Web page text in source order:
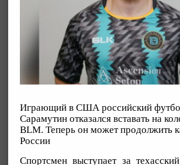
Играющий в США российский
Сарамутин отказался вставать на
BLM. Теперь он может продолжить
России
Спортсмен выступает за